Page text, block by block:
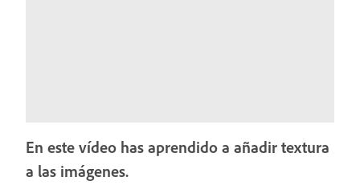
En este vídeo has aprendido a añadir textura
a las imágenes.